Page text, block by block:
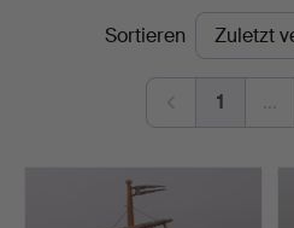
EndpreiseSortieren
1 …